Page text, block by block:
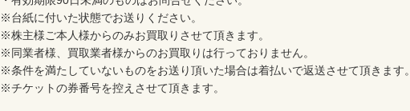
※台紙に付いた状態でお送りください。
※株主様ご本人様からのみお買取りさせて頂きます。
※同業者様、買取業者様からのお買取りは行っておりません。
※条件を満たしていないものをお送り頂いた場合は着払いで返送させて頂きます。
※チケットの券番号を控えさせて頂きます。